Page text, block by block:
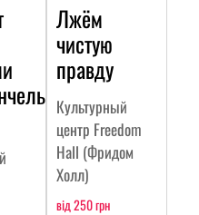
Лжём
чистую
правду
Культурный
центр Freedom
Hall (Фридом
Холл)
від 250 грн